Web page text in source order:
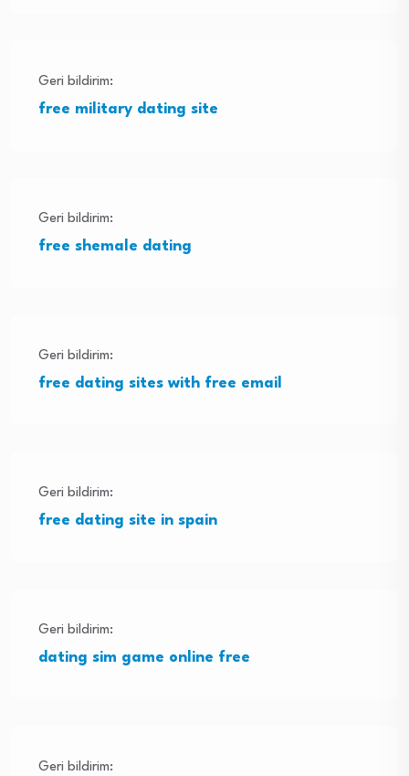
Geri bildirim:
free military dating site
Geri bildirim:
free shemale dating
Geri bildirim:
free dating sites with free email
Geri bildirim:
free dating site in spain
Geri bildirim:
dating sim game online free
Geri bildirim: